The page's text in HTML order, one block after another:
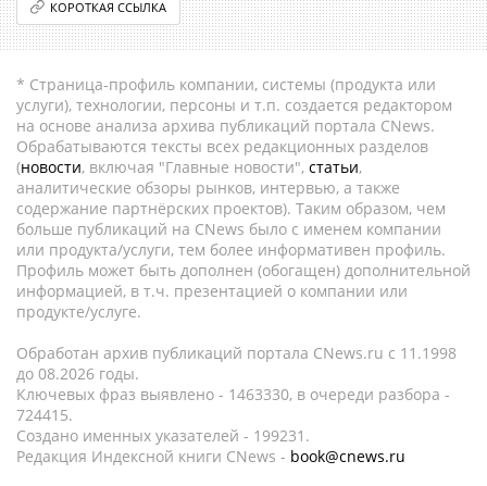
КОРОТКАЯ ССЫЛКА
* Страница-профиль компании, системы (продукта или
услуги), технологии, персоны и т.п. создается редактором
на основе анализа архива публикаций портала CNews.
Обрабатываются тексты всех редакционных разделов
(новости, включая "Главные новости", статьи,
аналитические обзоры рынков, интервью, а также
содержание партнёрских проектов). Таким образом, чем
больше публикаций на CNews было с именем компании
или продукта/услуги, тем более информативен профиль.
Профиль может быть дополнен (обогащен) дополнительной
информацией, в т.ч. презентацией о компании или
продукте/услуге.
Обработан архив публикаций портала CNews.ru c 11.1998
до 08.2026 годы.
Ключевых фраз выявлено - 1463330, в очереди разбора -
724415.
Создано именных указателей - 199231.
Редакция Индексной книги CNews - book@cnews.ru